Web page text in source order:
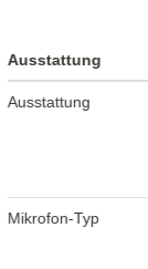
Ausstattung
Ausstattung
Mikrofon-Typ